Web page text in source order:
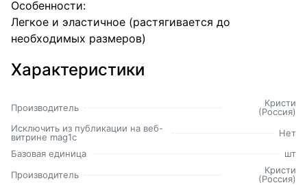
Особенности:
Легкое и эластичное (растягивается до
необходимых размеров)
Характеристики
Производитель
Кристи
(Россия)
Исключить из публикации на веб-
витрине mag1c
Нет
Базовая единица
шт
Производитель
Кристи
(Россия)